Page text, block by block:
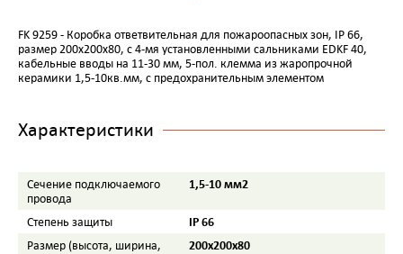
FK 9259 - Коробка ответвительная для пожароопасных зон, IP 66,
размер 200х200х80, с 4-мя установленными сальниками EDKF 40,
кабельные вводы на 11-30 мм, 5-пол. клемма из жаропрочной
керамики 1,5-10кв.мм, с предохранительным элементом
Характеристики
Сечение подключаемого
провода
1,5-10 мм2
Степень защиты IP 66
Размер (высота, ширина,
200x200x80